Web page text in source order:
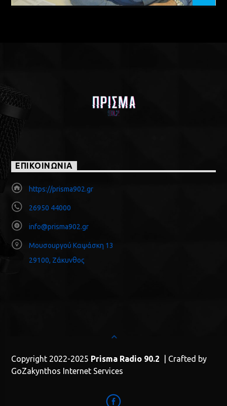
ΕΠΙΚΟΙΝΩΝΙΑ
https://prisma902.gr
26950 44000
info@prisma902.gr
Μουσουργού Καψάσκη 13
29100, Ζάκυνθος
Copyright 2022-2025 Prisma Radio 90.2 | Crafted by
GoZakynthos Internet Services